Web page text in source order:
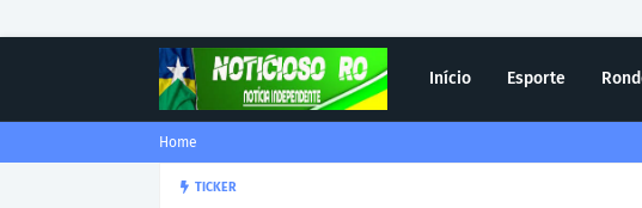
Início Esporte
Home
TICKER